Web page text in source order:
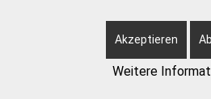
Akzeptieren
Weitere